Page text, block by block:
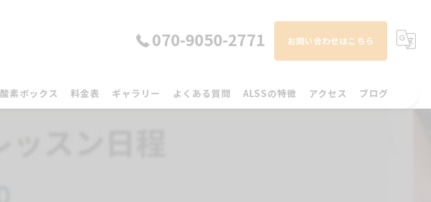
070-9050-2771 お問い合わせはこちら
酸素ボックス 料金表 ギャラリー よくある質問 ALSSの特徴 アクセス ブログ